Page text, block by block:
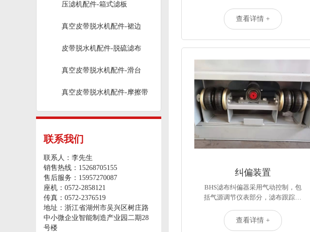
压滤机配件-箱式滤板
真空皮带脱水机配件-裙边
皮带脱水机配件-脱硫滤布
真空皮带脱水机配件-滑台
真空皮带脱水机配件-摩擦带
联系我们
联系人：李先生
销售热线：15268705155
售后服务：15957270087
座机：0572-2858121
传真：0572-2376519
地址：浙江省湖州市吴兴区树庄路
中小微企业智能制造产业园二期28
号楼
查看详情 +
纠偏装置
BHS滤布纠偏器采用气动控制，包
括气源调节仪表部分，滤布跟踪…
查看详情 +